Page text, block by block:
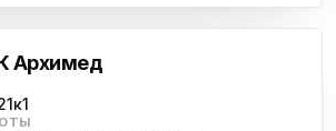
в Колпино
Всеволожске
28, Всеволожск
Архимед